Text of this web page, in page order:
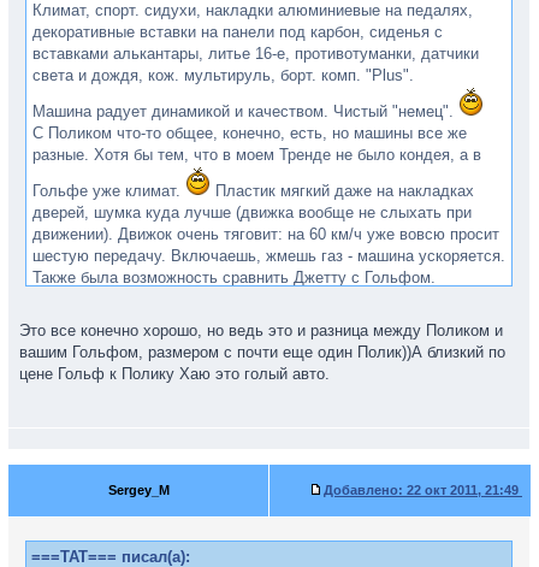
Климат, спорт. сидухи, накладки алюминиевые на педалях,
декоративные вставки на панели под карбон, сиденья с
вставками алькантары, литье 16-е, противотуманки, датчики
света и дождя, кож. мультируль, борт. комп. "Plus".
Машина радует динамикой и качеством. Чистый "немец".
С Поликом что-то общее, конечно, есть, но машины все же
разные. Хотя бы тем, что в моем Тренде не было кондея, а в
Гольфе уже климат.
Пластик мягкий даже на накладках
дверей, шумка куда лучше (движка вообще не слыхать при
движении). Движок очень тяговит: на 60 км/ч уже вовсю просит
шестую передачу. Включаешь, жмешь газ - машина ускоряется.
Также была возможность сравнить Джетту с Гольфом.
Особенно это касается материалов отделки. Ну и Мексика - не
Германия.
В Гольфе мне уютнее. )
Это все конечно хорошо, но ведь это и разница между Поликом и
вашим Гольфом, размером с почти еще один Полик))А близкий по
цене Гольф к Полику Хаю это голый авто.
Sergey_M Добавлено: 22 окт 2011, 21:49
===TAT=== писал(а):